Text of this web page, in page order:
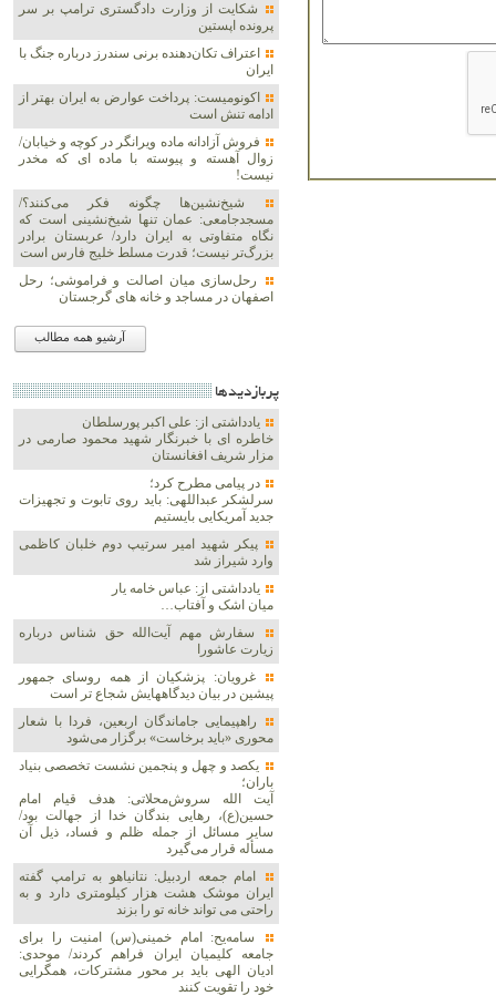
شکایت از وزارت دادگستری ترامپ بر سر
پرونده اپستین
اعتراف تکان‌دهنده برنی سندرز درباره جنگ با
ایران
اکونومیست: پرداخت عوارض به ایران بهتر از
ادامه تنش است
فروش آزادانه ماده ویرانگر در کوچه و خیابان/
زوال آهسته و پیوسته با ماده ای که مخدر
نیست!
شیخ‌نشین‌ها چگونه فکر می‌کنند؟/
مسجدجامعی: عمان تنها شیخ‌نشینی است که
نگاه متفاوتی به ایران دارد/ عربستان برادر
بزرگ‌تر نیست؛ قدرت مسلط خلیج فارس است
رحل‌سازی میان اصالت و فراموشی؛ رحل
اصفهان در مساجد و خانه های گرجستان
آرشیو همه مطالب
پربازديدها
یادداشتی از: علی اکبر پورسلطان
خاطره ای با خبرنگار شهید محمود صارمی در
مزار شریف افغانستان
در پیامی مطرح کرد؛
سرلشکر عبداللهی: باید روی تابوت و تجهیزات
جدید آمریکایی بایستیم
پیکر شهید امیر سرتیپ دوم خلبان کاظمی
وارد شیراز شد
یادداشتی از: عباس خامه یار
میان اشک و آفتاب…
سفارش مهم آیت‌الله حق شناس درباره
زیارت عاشورا
غرویان: پزشکیان از همه روسای جمهور
پیشین در بیان دیدگاههایش شجاع تر است
راهپیمایی جاماندگان اربعین، فردا با شعار
محوری «باید برخاست» برگزار می‌شود
یکصد و چهل و پنجمین نشست تخصصی بنیاد
باران؛
آیت الله سروش‌محلاتی: هدف قیام امام
حسین(ع)، رهایی بندگان خدا از جهالت بود/
سایر مسائل از جمله ظلم و فساد، ذیل آن
مسأله قرار می‌گیرد
امام جمعه اردبیل: نتانیاهو به ترامپ گفته
ایران موشک هشت هزار کیلومتری دارد و به
راحتی می تواند خانه تو را بزند
سامه‌یح: امام خمینی(س) امنیت را برای
جامعه کلیمیان ایران فراهم کردند/ موحدی:
ادیان الهی باید بر محور مشترکات، همگرایی
خود را تقویت کنند